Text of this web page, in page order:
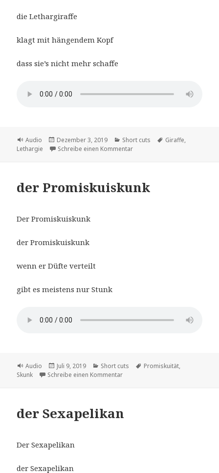
die Lethargiraffe
klagt mit hängendem Kopf
dass sie’s nicht mehr schaffe
Format
Audio
Veröffentlicht
am
Dezember 3, 2019 Kategorien
Short cuts Schlagwörter
Giraffe,
Lethargie
Schreibe einen Kommentarzu die Lethargiraffe
der Promiskuiskunk
Der Promiskuiskunk
der Promiskuiskunk
wenn er Düfte verteilt
gibt es meistens nur Stunk
Format
Audio
Veröffentlicht
am
Juli 9, 2019 Kategorien
Short cuts Schlagwörter
Promiskuität,
Skunk
Schreibe einen Kommentarzu der Promiskuiskunk
der Sexapelikan
Der Sexapelikan
der Sexapelikan